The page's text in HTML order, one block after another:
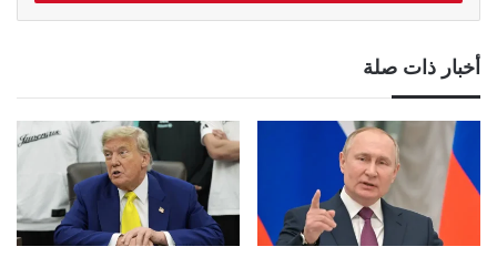
أخبار ذات صلة